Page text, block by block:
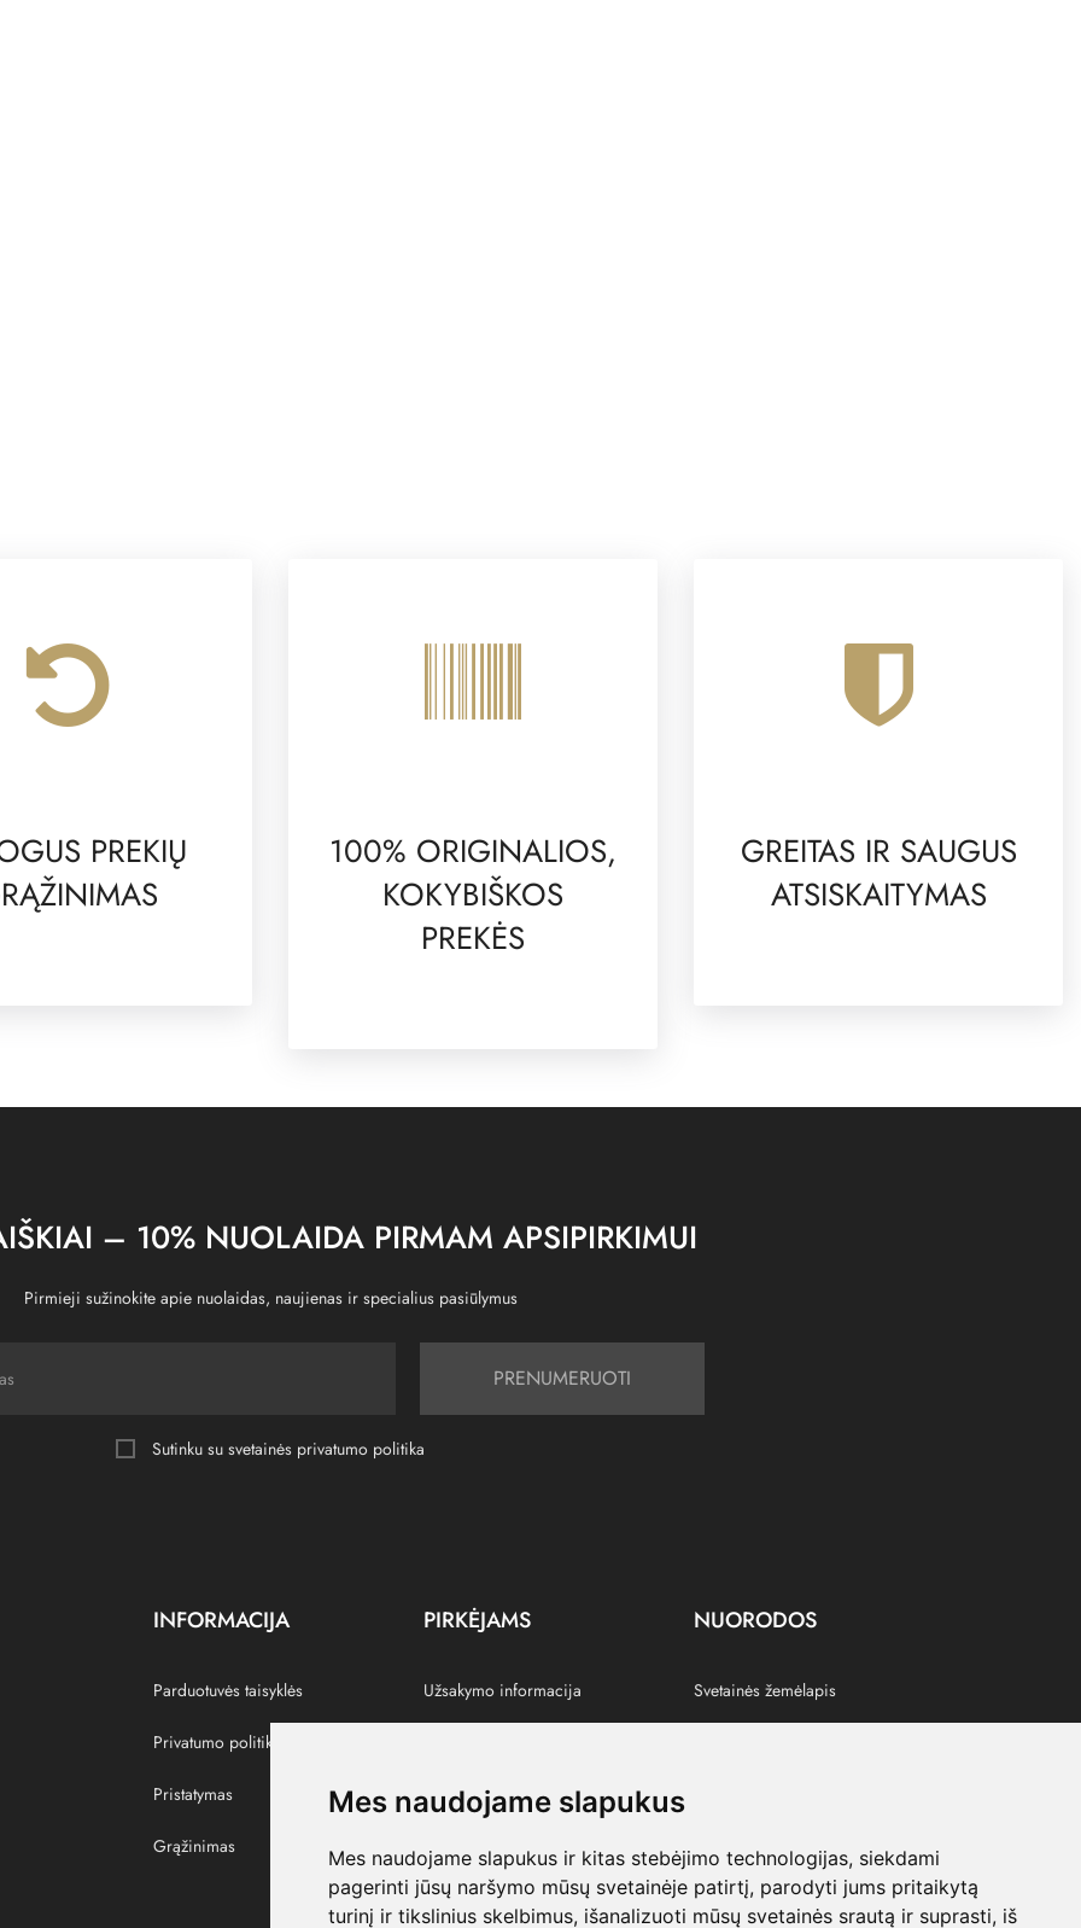
Mes naudojame slapukus
Mes naudojame slapukus ir kitas stebėjimo technologijas, siekdami
pagerinti jūsų naršymo mūsų svetainėje patirtį, parodyti jums pritaikytą
turinį ir tikslinius skelbimus, išanalizuoti mūsų svetainės srautą ir suprasti, iš
PREKIŲ
100% ORIGINALIOS,
KOKYBIŠKOS
PREKĖS
GREITAS IR SAUGUS
ATSISKAITYMAS
– 10% NUOLAIDA PIRMAM APSIPIRKIMUI
Pirmieji sužinokite apie nuolaidas, naujienas ir specialius pasiūlymus
PRENUMERUOTI
Sutinku su svetainės privatumo politika
INFORMACIJA
Parduotuvės taisyklės
Privatumo politika
Pristatymas
Grąžinimas
PIRKĖJAMS
Užsakymo informacija
Paskyra
Pamėgtos prekės
NUORODOS
Svetainės žemėlapis